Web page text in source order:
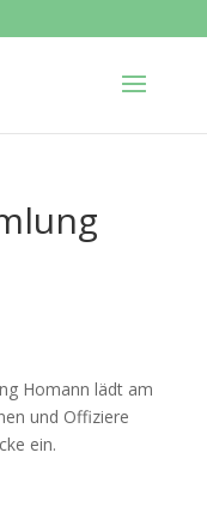
Homann lädt am
und Offiziere
ein.